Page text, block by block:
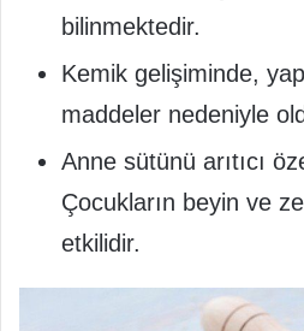
bilinmektedir.
Kemik gelişiminde,
maddeler nedeniyle
Anne sütünü arıtıcı
Çocukların beyin ve
etkilidir.